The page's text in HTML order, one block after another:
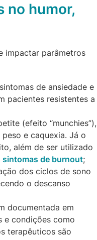
no humor,
impactar parâmetros
de ansiedade e
pacientes resistentes a
(efeito “munchies”),
e caquexia. Já o
além de ser utilizado
sintomas de burnout;
dos ciclos de sono
o descanso
documentada em
e condições como
terapêuticos são